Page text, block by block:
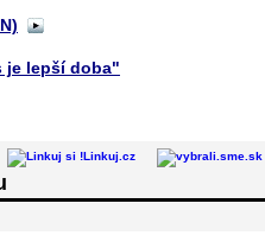
je lepší doba"
Linkuj.cz